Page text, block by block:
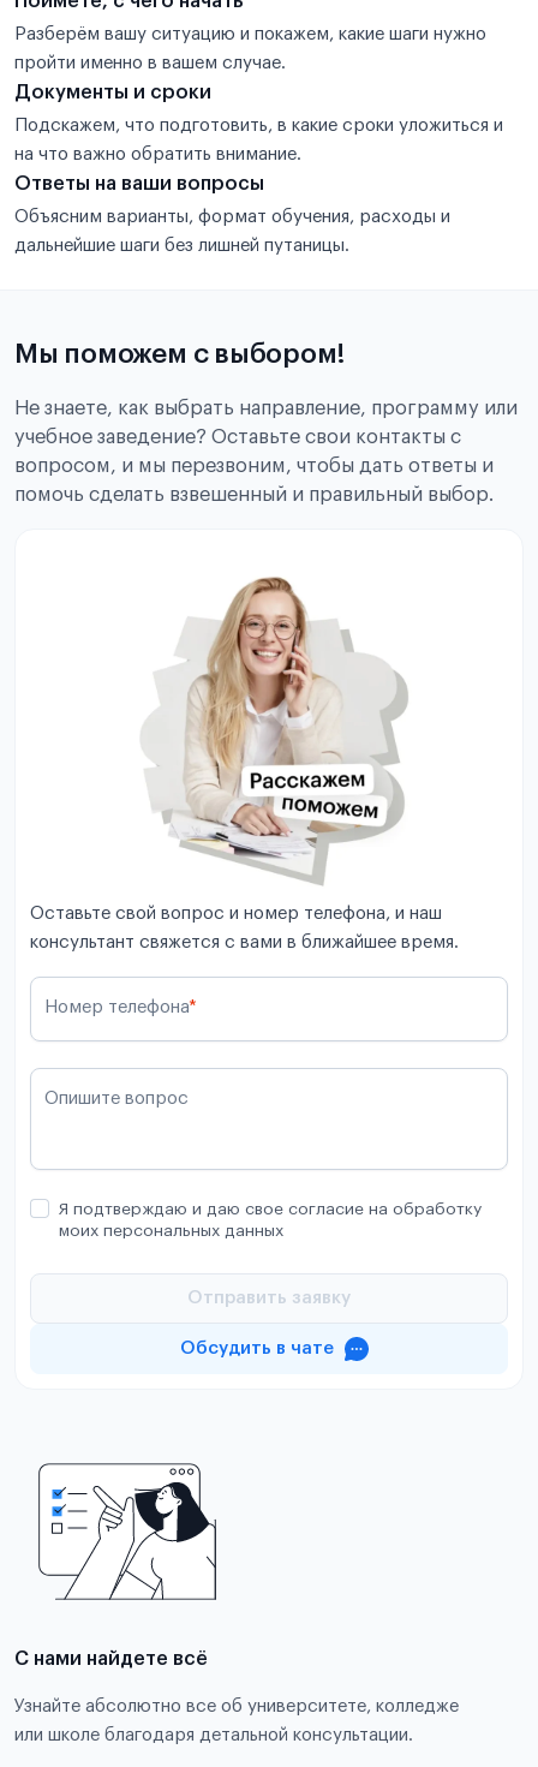
Разберём вашу ситуацию и покажем, какие шаги нужно
пройти именно в вашем случае.
Документы и сроки
Подскажем, что подготовить, в какие сроки уложиться и
на что важно обратить внимание.
Ответы на ваши вопросы
Объясним варианты, формат обучения, расходы и
дальнейшие шаги без лишней путаницы.
Мы поможем с выбором!
Не знаете, как выбрать направление, программу или
учебное заведение? Оставьте свои контакты с
вопросом, и мы перезвоним, чтобы дать ответы и
помочь сделать взвешенный и правильный выбор.
Оставьте свой вопрос и номер телефона, и наш
консультант свяжется с вами в ближайшее время.
Номер телефона*
Опишите вопрос
Я подтверждаю и даю свое согласие на обработку
моих персональных данных
Отправить заявку
Обсудить в чате
С нами найдете всё
Узнайте абсолютно все об университете, колледже
или школе благодаря детальной консультации.